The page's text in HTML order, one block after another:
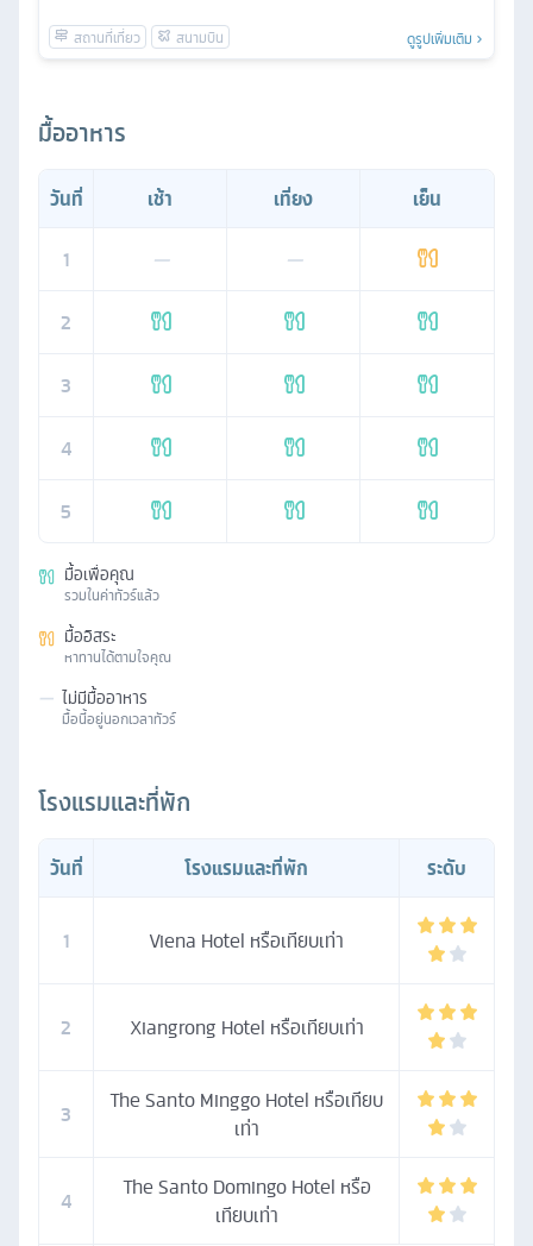
ดูรูปเพิ่มเติม
มื้ออาหาร
วันที่ เช้า เที่ยง
เย็น
1
— —
2
3
4
5
มื้อเพื่อคุณ
รวมในค่าทัวร์แล้ว
มื้ออิสระ
หาทานได้ตามใจคุณ
— ไม่มีมื้ออาหาร
มื้อนี้อยู่นอกเวลาทัวร์
โรงแรมและที่พัก
วันที่ โรงแรมและที่พัก ระดับ
1 Viena Hotel หรือเทียบเท่า
2 Xiangrong Hotel หรือเทียบเท่า
3
The Santo Minggo Hotel หรือเทียบ
เท่า
4
The Santo Domingo Hotel หรือ
เทียบเท่า